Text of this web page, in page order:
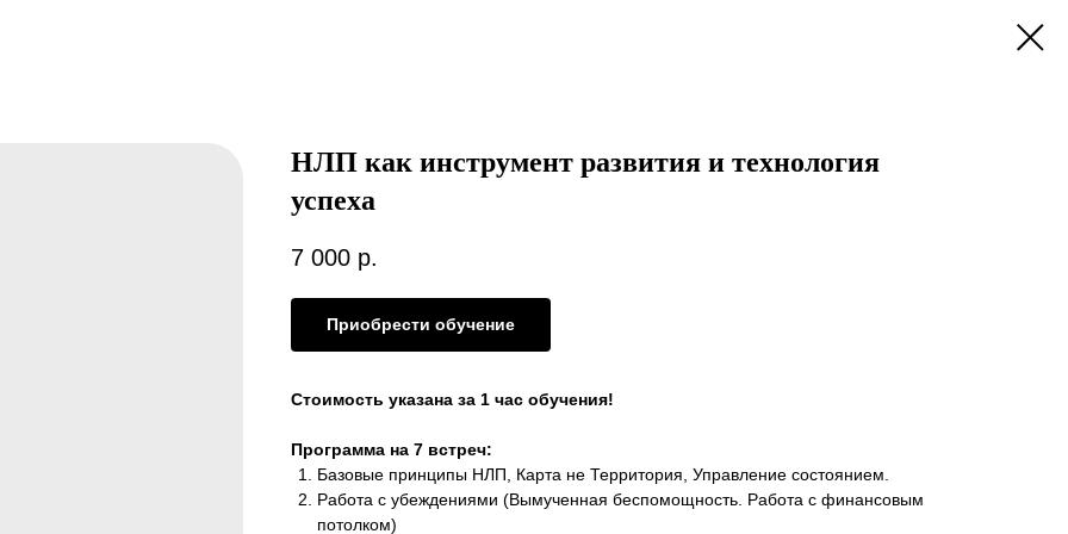
НЛП как инструмент развития и технология
успеха
7 000 р.
Приобрести обучение
Стоимость указана за 1 час обучения!
Программа на 7 встреч:
Базовые принципы НЛП, Карта не Территория, Управление состоянием.
Работа с убеждениями (Вымученная беспомощность. Работа с финансовым
потолком)